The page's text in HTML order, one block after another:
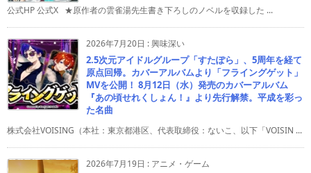
公式HP 公式X ★原作者の雲雀湯先生書き下ろしのノベルを収録した ...
2026年7月20日 :興味深い
2.5次元アイドルグループ「すたぽら」、5周年を経て
原点回帰。カバーアルバムより「フライングゲット」
MVを公開！ 8月12日（水）発売のカバーアルバム
『あの頃せれくしょん！』より先行解禁。平成を彩っ
た名曲
株式会社VOISING（本社：東京都港区、代表取締役：ないこ、以下「VOISIN ...
2026年7月19日 : アニメ・ゲーム